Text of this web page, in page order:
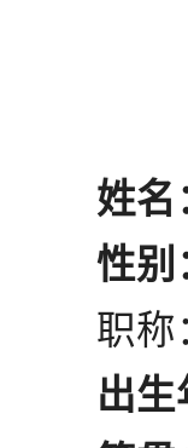
姓名
性别
职称
出生